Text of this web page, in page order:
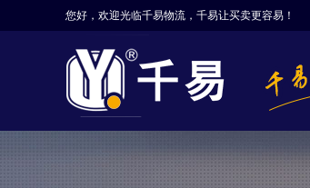
您好，欢迎光临千易物流，千易让买卖更容易！